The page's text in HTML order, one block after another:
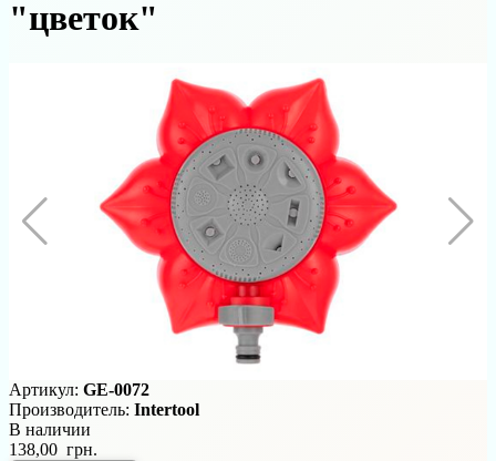
"цветок"
Артикул: GE-0072
Производитель: Intertool
В наличии
138,00 грн.